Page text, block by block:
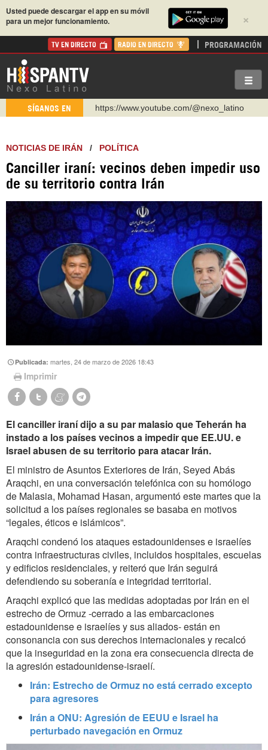
×
Usted puede descargar el app en su móvil
para un mejor funcionamiento.
TV EN DIRECTO RADIO EN DIRECTO PROGRAMACIÓN
SÍGANOS EN
https://www.youtube.com/@nexo_latino
https://t.me/hispantvcanal
https://urmedium.com/c/hispantv
WhatsApp y Viber: +98 921 79 29 404
https://www.facebook.com/Nexolatino.Canal
NOTICIAS DE IRÁN / POLÍTICA
Canciller iraní: vecinos deben impedir uso
de su territorio contra Irán
Publicada:martes, 24 de marzo de 2026 18:43
Imprimir
El canciller iraní dijo a su par malasio que Teherán ha
instado a los países vecinos a impedir que EE.UU. e
Israel abusen de su territorio para atacar Irán.
El ministro de Asuntos Exteriores de Irán, Seyed Abás
Araqchi, en una conversación telefónica con su homólogo
de Malasia, Mohamad Hasan, argumentó este martes que la
solicitud a los países regionales se basaba en motivos
“legales, éticos e islámicos”.
Araqchi condenó los ataques estadounidenses e israelíes
contra infraestructuras civiles, incluidos hospitales, escuelas
y edificios residenciales, y reiteró que Irán seguirá
defendiendo su soberanía e integridad territorial.
Araqchi explicó que las medidas adoptadas por Irán en el
estrecho de Ormuz -cerrado a las embarcaciones
estadounidense e israelíes y sus aliados- están en
consonancia con sus derechos internacionales y recalcó
que la inseguridad en la zona era consecuencia directa de
la agresión estadounidense-israelí.
Irán: Estrecho de Ormuz no está cerrado excepto
para agresores
Irán a ONU: Agresión de EEUU e Israel ha
perturbado navegación en Ormuz